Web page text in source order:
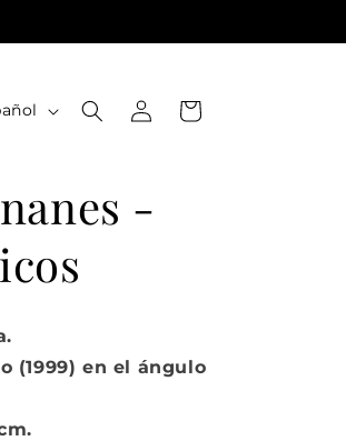
sesión
Carrito
-
(1999) en el ángulo